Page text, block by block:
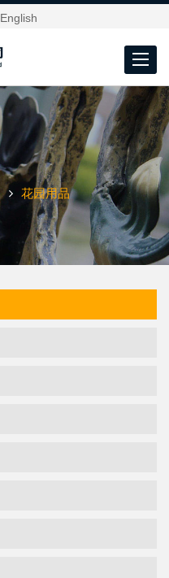
English
Toggle
花园用品